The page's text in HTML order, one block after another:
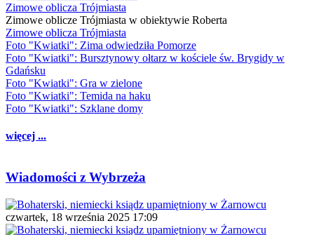
Zimowe oblicza Trójmiasta
Zimowe oblicze Trójmiasta w obiektywie Roberta
Zimowe oblicza Trójmiasta
Foto "Kwiatki": Zima odwiedziła Pomorze
Foto "Kwiatki": Bursztynowy ołtarz w kościele św. Brygidy w
Gdańsku
Foto "Kwiatki": Gra w zielone
Foto "Kwiatki": Temida na haku
Foto "Kwiatki": Szklane domy
więcej ...
Wiadomości z Wybrzeża
czwartek, 18 września 2025 17:09